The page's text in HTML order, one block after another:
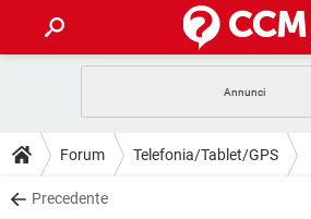
INTRATTENIMENTO ANDROID
iOS
GUIDE
COVID-19 GAMING
DOWNLOAD
Forum Telefonia/Tablet/GPS
Precedente